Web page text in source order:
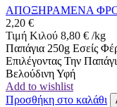
ΑΠΟΞΗΡΑΜΕΝΑ
2,20 €
Τιμή Κιλού 8,80 € /kg
Παπάγια 250g Εσείς
Επιλέγοντας Την
Βελούδινη Υφή
Add to wishlist
Προσθήκη στο καλάθι